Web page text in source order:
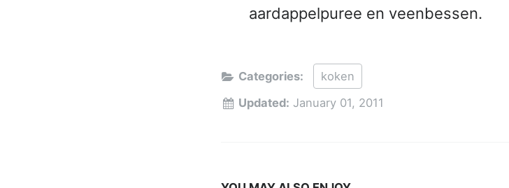
aardappelpuree en veenbessen.
Categories:
koken
Updated: January 01, 2011